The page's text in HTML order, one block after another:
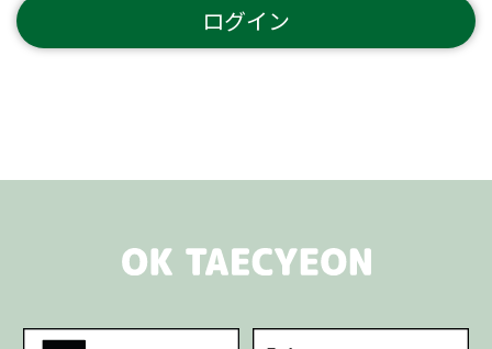
ログイン